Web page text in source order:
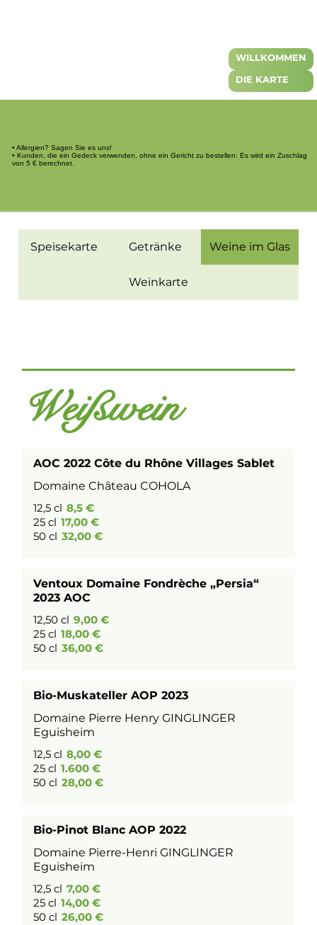
WILLKOMMEN
DIE KARTE
• Allergien? Sagen Sie es uns!
• Kunden, die ein Gedeck verwenden, ohne ein Gericht zu bestellen: Es wird ein Zuschlag
von 5 € berechnet.
Speisekarte Getränke Weine im Glas
Weinkarte
Weißwein
AOC 2022 Côte du Rhône Villages Sablet
Domaine Château COHOLA
12,5 cl 8,5 €
25 cl 17,00 €
50 cl 32,00 €
Ventoux Domaine Fondrèche „Persia“
2023 AOC
12,50 cl 9,00 €
25 cl 18,00 €
50 cl 36,00 €
Bio-Muskateller AOP 2023
Domaine Pierre Henry GINGLINGER
Eguisheim
12,5 cl 8,00 €
25 cl 1.600 €
50 cl 28,00 €
Bio-Pinot Blanc AOP 2022
Domaine Pierre-Henri GINGLINGER
Eguisheim
12,5 cl 7,00 €
25 cl 14,00 €
50 cl 26,00 €